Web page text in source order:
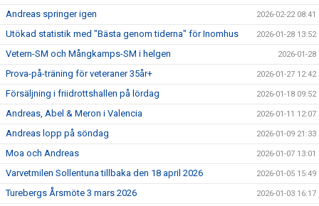
Andreas springer igen 2026-02-22 08:41
Utökad statistik med "Bästa genom tiderna" för Inomhus 2026-01-28 13:52
Vetern-SM och Mångkamps-SM i helgen 2026-01-28
Prova-på-träning för veteraner 35år+ 2026-01-27 12:42
Försäljning i friidrottshallen på lördag 2026-01-18 09:52
Andreas, Abel & Meron i Valencia 2026-01-11 12:07
Andreas lopp på söndag 2026-01-09 21:33
Moa och Andreas 2026-01-07 13:01
Varvetmilen Sollentuna tillbaka den 18 april 2026 2026-01-05 15:49
Turebergs Årsmöte 3 mars 2026 2026-01-03 16:17